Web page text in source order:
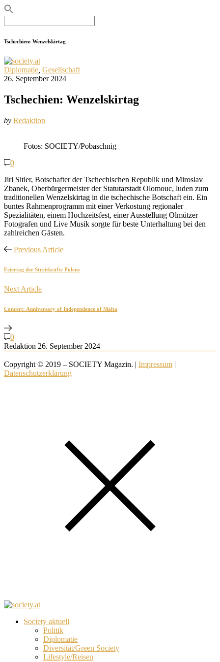
for:
Tschechien: Wenzelskirtag
Diplomatie Gesellschaft
26. September 2024
Tschechien: Wenzelskirtag
by Redaktion
Fotos: SOCIETY/Pobaschnig
0
Jiri Sitler, Botschafter der Tschechischen Republik und Miroslav
Zbanek, Oberbürgermeister der Statutarstadt Olomouc, luden zum
traditionellen Wenzelskirtag in die tschechische Botschaft ein. Ein
buntes Rahmenprogramm mit einer Verkostung regionaler
Spezialitäten, einem Hochzeitsfest, einer Ausstellung Olmützer
Fotografen und Live Musik sorgte für beste Unterhaltung bei den
zahlreichen Gästen.
Previous Article
Feiertag der Streitkräfte Polens
Next Article
Concert: Anniversary of Independence of Malta
0
Redaktion 26. September 2024
Copyright © 2019 – SOCIETY Magazin. | Impressum |
Datenschutzerklärung
Society aktuell
Politik
Diplomatie
Diversität/Green Society
Lifestyle/Reisen